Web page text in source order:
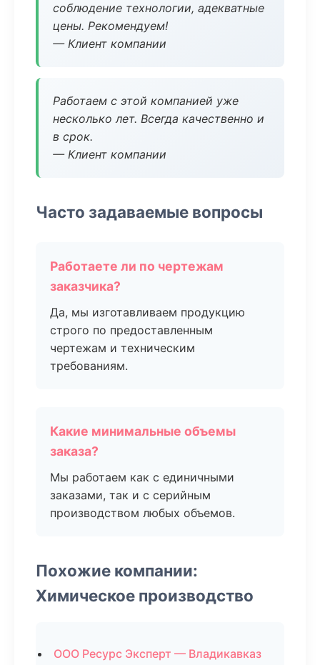
соблюдение технологии, адекватные
цены. Рекомендуем!
— Клиент компании
Работаем с этой компанией уже
несколько лет. Всегда качественно и
в срок.
— Клиент компании
Часто задаваемые вопросы
Работаете ли по чертежам
заказчика?
Да, мы изготавливаем продукцию
строго по предоставленным
чертежам и техническим
требованиям.
Какие минимальные объемы
заказа?
Мы работаем как с единичными
заказами, так и с серийным
производством любых объемов.
Похожие компании:
Химическое производство
ООО Ресурс Эксперт — Владикавказ